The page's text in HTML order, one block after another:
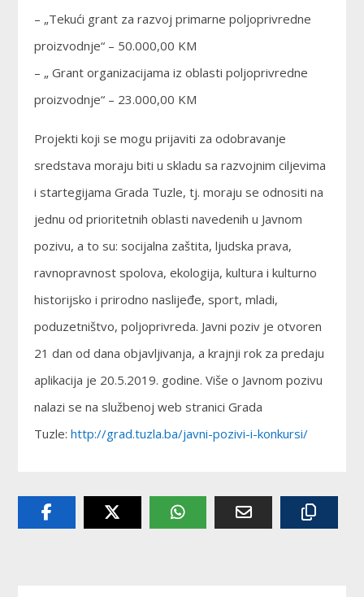
– „Tekući grant za razvoj primarne poljoprivredne
proizvodnje“ – 50.000,00 KM
– „ Grant organizacijama iz oblasti poljoprivredne
proizvodnje“ – 23.000,00 KM
Projekti koji se mogu prijaviti za odobravanje
sredstava moraju biti u skladu sa razvojnim ciljevima
i startegijama Grada Tuzle, tj. moraju se odnositi na
jednu od prioritetnih oblasti navedenih u Javnom
pozivu, a to su: socijalna zaštita, ljudska prava,
ravnopravnost spolova, ekologija, kultura i kulturno
historijsko i prirodno naslijeđe, sport, mladi,
poduzetništvo, poljoprivreda. Javni poziv je otvoren
21 dan od dana objavljivanja, a krajnji rok za predaju
aplikacija je 20.5.2019. godine. Više o Javnom pozivu
nalazi se na službenoj web stranici Grada
Tuzle:http://grad.tuzla.ba/javni-pozivi-i-konkursi/